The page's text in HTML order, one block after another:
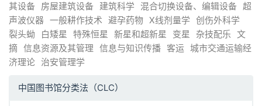
其设备 房屋建筑设备 建筑科学 混合切换设备、编辑设备 超
声波仪器 一般耕作技术 避孕药物 X线剂量学 创伤外科学
裂头蚴
白矮星 特殊恒星 新星和超新星 变星 杂技配乐 文
摘 信息资源及其管理 信息与知识传播 客运 城市交通运输经
济理论 治安管理学
中国图书馆分类法（CLC）